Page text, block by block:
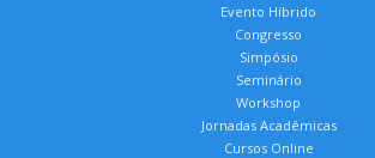
Evento Híbrido
Congresso
Simpósio
Seminário
Workshop
Jornadas Acadêmicas
Cursos Online